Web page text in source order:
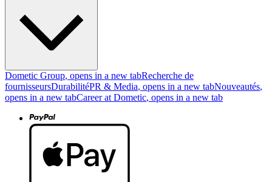
Dometic Group, opens in a new tabRecherche de
fournisseursDurabilitéPR & Media, opens in a new tabNouveautés,
opens in a new tabCareer at Dometic, opens in a new tab